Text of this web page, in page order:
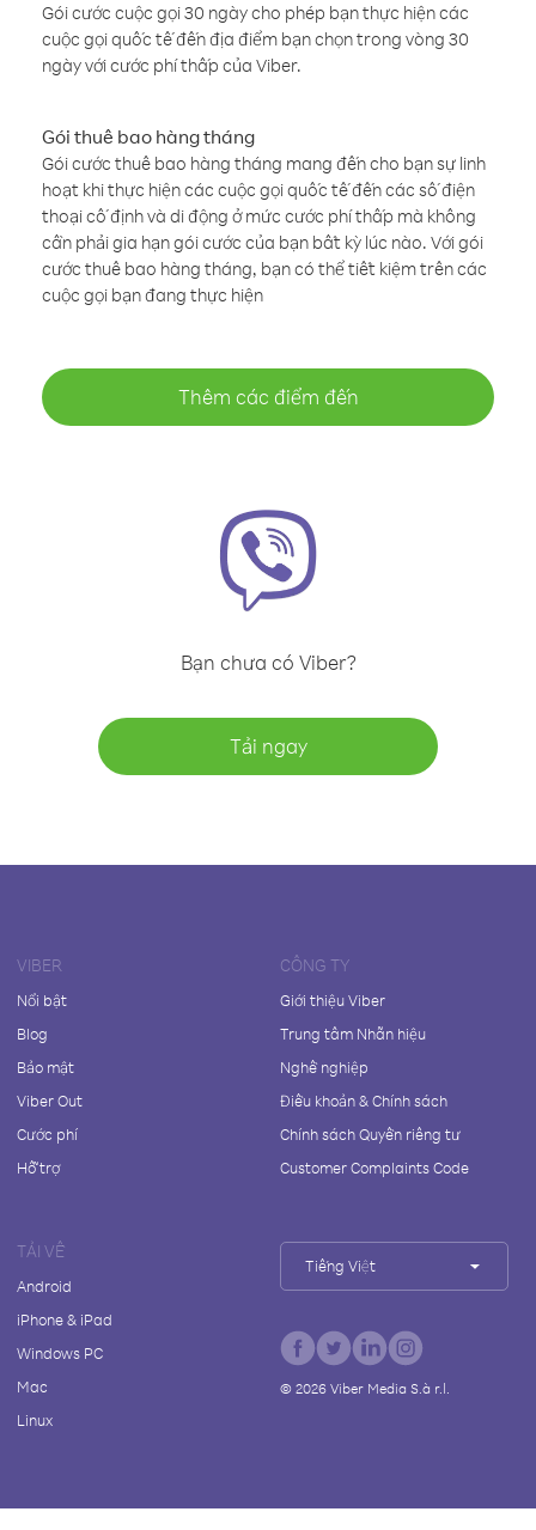
Gói cước cuộc gọi 30 ngày cho phép bạn thực hiện các
cuộc gọi quốc tế đến địa điểm bạn chọn trong vòng 30
ngày với cước phí thấp của Viber.
Gói thuê bao hàng tháng
Gói cước thuê bao hàng tháng mang đến cho bạn sự linh
hoạt khi thực hiện các cuộc gọi quốc tế đến các số điện
thoại cố định và di động ở mức cước phí thấp mà không
cần phải gia hạn gói cước của bạn bất kỳ lúc nào. Với gói
cước thuê bao hàng tháng, bạn có thể tiết kiệm trên các
cuộc gọi bạn đang thực hiện
Thêm các điểm đến
Bạn chưa có Viber?
Tải ngay
VIBER
Nổi bật
Blog
Bảo mật
Viber Out
Cước phí
Hỗ trợ
CÔNG TY
Giới thiệu Viber
Trung tâm Nhãn hiệu
Nghề nghiệp
Điều khoản & Chính sách
Chính sách Quyền riêng tư
Customer Complaints Code
TẢI VỀ
Android
iPhone & iPad
Windows PC
Mac
Linux
Tiếng Việt
© 2026Viber Media S.à r.l.